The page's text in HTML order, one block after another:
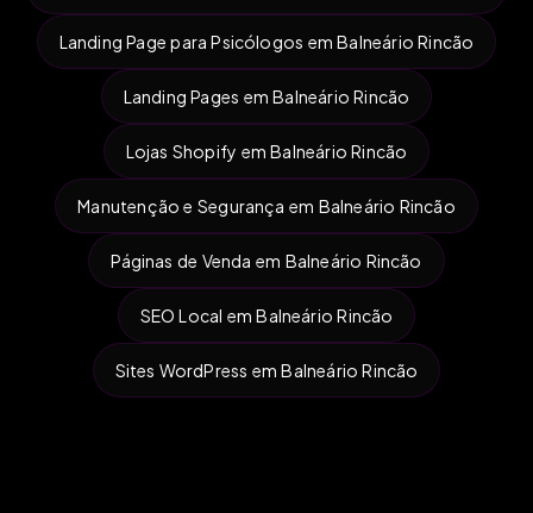
Landing Page para Psicólogos em Balneário Rincão
Landing Pages em Balneário Rincão
Lojas Shopify em Balneário Rincão
Manutenção e Segurança em Balneário Rincão
Páginas de Venda em Balneário Rincão
SEO Local em Balneário Rincão
Sites WordPress em Balneário Rincão